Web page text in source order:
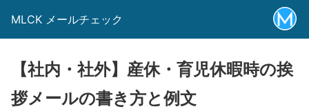
MLCK メールチェック
【社内・社外】産休・育児休暇時の挨
拶メールの書き方と例文